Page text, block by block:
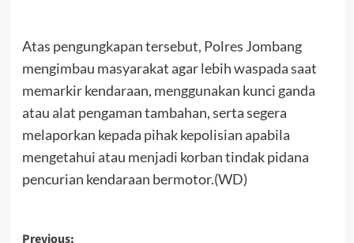
Atas pengungkapan tersebut, Polres Jombang
mengimbau masyarakat agar lebih waspada saat
memarkir kendaraan, menggunakan kunci ganda
atau alat pengaman tambahan, serta segera
melaporkan kepada pihak kepolisian apabila
mengetahui atau menjadi korban tindak pidana
pencurian kendaraan bermotor.(WD)
Previous: